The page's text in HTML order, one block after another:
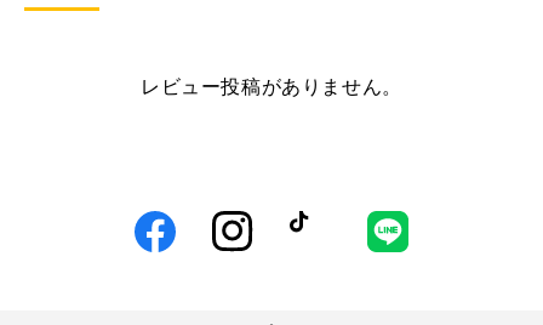
レビュー投稿がありません。
FacebookInstagram LINE